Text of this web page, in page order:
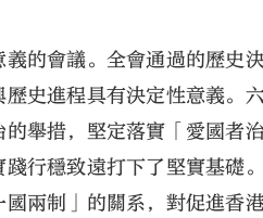
的會議。全會通過的歷史
史進程具有決定性意義。
舉措，堅定落實「愛國者
行穩致遠打下了堅實基礎
兩制」的關系，對促進香